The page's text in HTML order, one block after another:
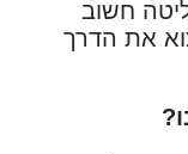
חשוב
את הדרך